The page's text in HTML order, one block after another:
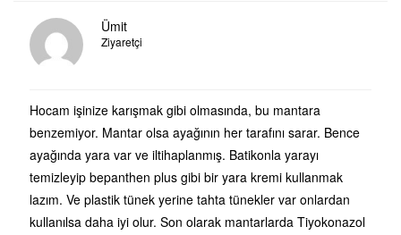
Ümit
Ziyaretçi
Hocam işinize karışmak gibi olmasında, bu mantara
benzemiyor. Mantar olsa ayağının her tarafını sarar. Bence
ayağında yara var ve iltihaplanmış. Batikonla yarayı
temizleyip bepanthen plus gibi bir yara kremi kullanmak
lazım. Ve plastik tünek yerine tahta tünekler var onlardan
kullanılsa daha iyi olur. Son olarak mantarlarda Tiyokonazol